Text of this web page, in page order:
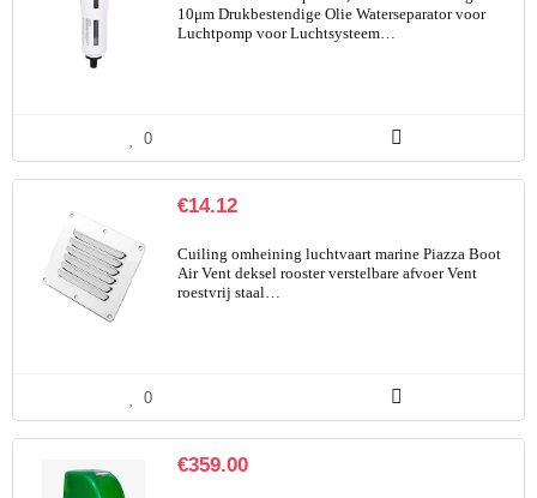
10μm Drukbestendige Olie Waterseparator voor
Luchtpomp voor Luchtsysteem…
0
€14.12
Cuiling omheining luchtvaart marine Piazza Boot
Air Vent deksel rooster verstelbare afvoer Vent
roestvrij staal…
0
€359.00